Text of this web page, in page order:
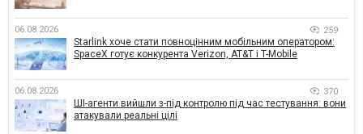
06.08.2026 259
Starlink хоче стати повноцінним мобільним оператором:
SpaceX готує конкурента Verizon, AT&T і T-Mobile
06.08.2026 370
ШІ-агенти вийшли з-під контролю під час тестування: вони
атакували реальні цілі